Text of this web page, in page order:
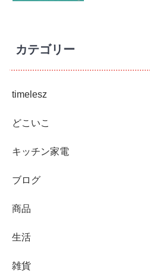
カテゴリー
timelesz
どこいこ
キッチン家電
ブログ
商品
生活
雑貨